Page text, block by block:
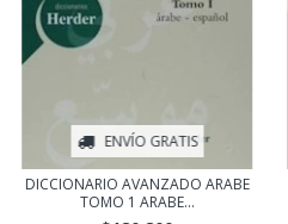
ENVÍO GRATIS
DICCIONARIO AVANZADO ARABE
TOMO 1 ARABE...